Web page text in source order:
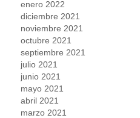
enero 2022
diciembre 2021
noviembre 2021
octubre 2021
septiembre 2021
julio 2021
junio 2021
mayo 2021
abril 2021
marzo 2021